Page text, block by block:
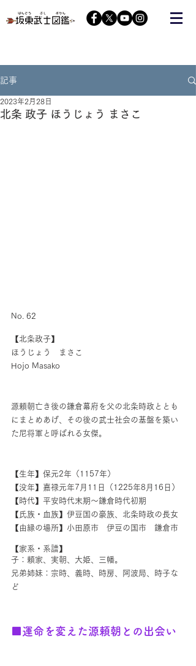
記事
北条 政子 ほうじょう まさこ
2023年2月28日
No. 62
【北条政子】
ほうじょう　まさこ
Hojo Masako
源頼朝亡き後の鎌倉幕府を父の北条時政ととも
にまとめあげ、その後の武士社会の基盤を築い
た尼将軍と呼ばれる女傑。
【生年】保元2年（1157年）
【没年】嘉禄元年7月11日（1225年8月16日）
【時代】平安時代末期〜鎌倉時代初期
【氏族・血族】伊豆国の豪族、北条時政の長女
【由縁の場所】小田原市　伊豆の国市　鎌倉市
【家系・系譜】
子：頼家、実朝、大姫、三幡。
兄弟姉妹：宗時、義時、時房、阿波局、時子な
ど
■運命を変えた源頼朝との出会い